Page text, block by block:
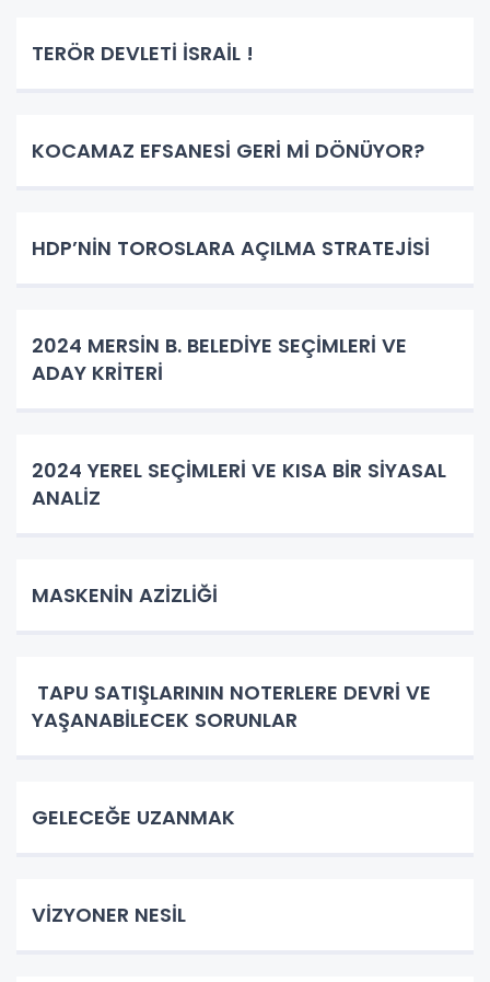
TERÖR DEVLETİ İSRAİL !
KOCAMAZ EFSANESİ GERİ Mİ DÖNÜYOR?
HDP’NİN TOROSLARA AÇILMA STRATEJİSİ
2024 MERSİN B. BELEDİYE SEÇİMLERİ VE
ADAY KRİTERİ
2024 YEREL SEÇİMLERİ VE KISA BİR SİYASAL
ANALİZ
MASKENİN AZİZLİĞİ
TAPU SATIŞLARININ NOTERLERE DEVRİ VE
YAŞANABİLECEK SORUNLAR
GELECEĞE UZANMAK
VİZYONER NESİL